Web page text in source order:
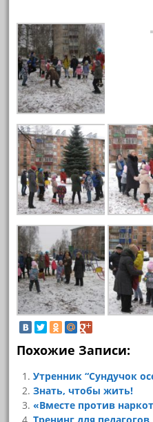
Похожие Записи:
Утренник “Сундучок
Знать, чтобы жить!
«Вместе против